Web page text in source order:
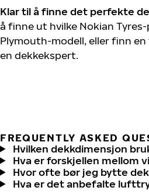
Klar til å finne det perfekte
å finne ut hvilke Nokian
Plymouth-modell, eller finn
en dekkekspert.
FREQUENTLY ASKED
Hvilken dekkdimensjon
Hva er forskjellen mellom
Hvor ofte bør jeg bytte
Hva er det anbefalte